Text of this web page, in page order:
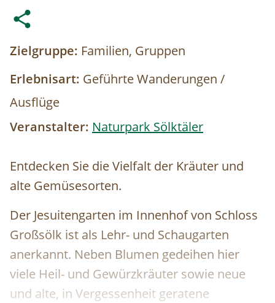
Zielgruppe: Familien, Gruppen
Erlebnisart: Geführte Wanderungen /
Ausflüge
Veranstalter: Naturpark Sölktäler
Entdecken Sie die Vielfalt der Kräuter und
alte Gemüsesorten.
Der Jesuitengarten im Innenhof von Schloss
Großsölk ist als Lehr- und Schaugarten
anerkannt. Neben Blumen gedeihen hier
viele Heil- und Gewürzkräuter sowie neue
und alte, in Vergessenheit geratene